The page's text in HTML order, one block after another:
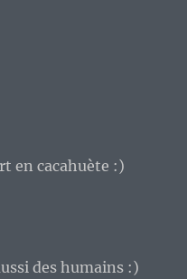
en cacahuète :)
des humains :)